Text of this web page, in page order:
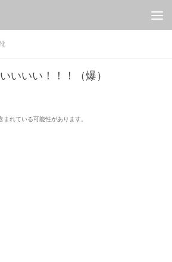
いいい！！！（爆）
れている可能性があります。